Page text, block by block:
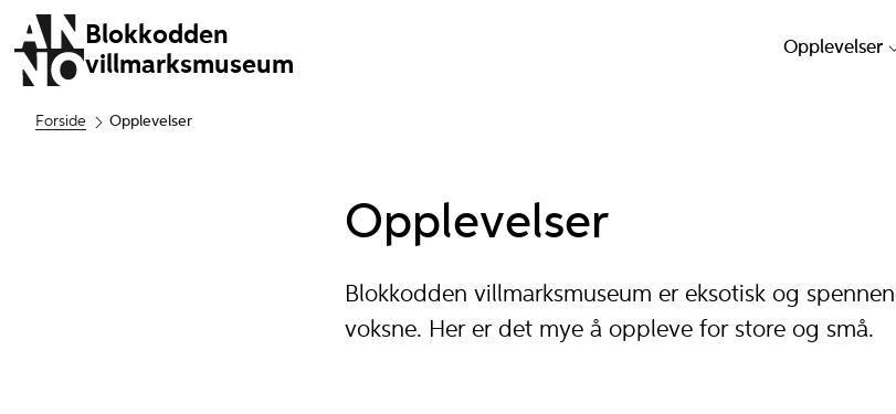
Blokkodden
villmarksmuseum
Opplevelser
Forside Opplevelser
Opplevelser
Blokkodden villmarksmuseum er eksotisk og
voksne. Her er det mye å oppleve for store og små.